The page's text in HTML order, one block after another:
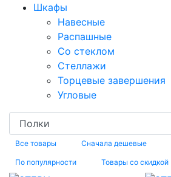
Шкафы
Навесные
Распашные
Со стеклом
Стеллажи
Торцевые завершения
Угловые
Все товары Сначала дешевые
По популярности Товары со скидкой